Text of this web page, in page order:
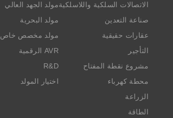
مولد الجهد العالي
مولد البحرية
مولد مخصص خاص
AVR الرقمية
R&D
اختيار المولد
الاتصالات السلكية واللاسلكية
صناعة التعدين
عقارات حقيقية
التأجير
مشروع نقطة المفتاح
محطة كهرباء
الزراعة
الطاقة